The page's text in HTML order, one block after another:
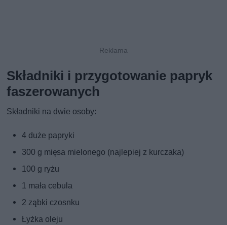
Składniki i przygotowanie papryk
faszerowanych
Składniki na dwie osoby:
4 duże papryki
300 g mięsa mielonego (najlepiej z kurczaka)
100 g ryżu
1 mała cebula
2 ząbki czosnku
Łyżka oleju